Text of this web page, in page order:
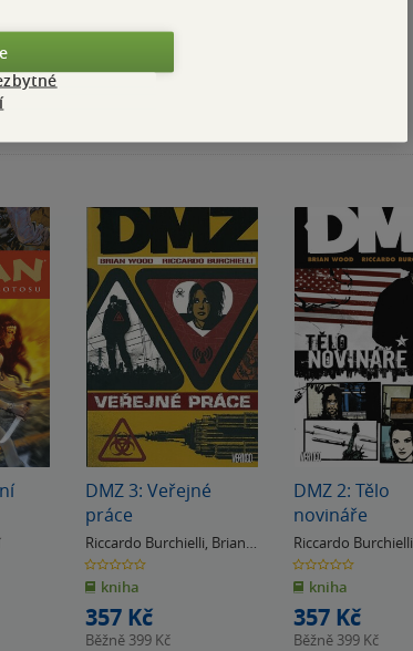
DMZ 3: Veřejné
práce
Riccardo Burchielli, Brian
Wood
0.0
z
5
hvězdiček
kniha
357 Kč
Běžně 399 Kč
DMZ 2: Tělo
novináře
Riccardo Burchielli
Wood
0.0
z
5
hvězdiček
kniha
357 Kč
Běžně 399 Kč